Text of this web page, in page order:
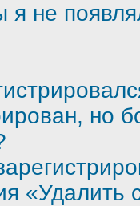
я не
но
«Удалить